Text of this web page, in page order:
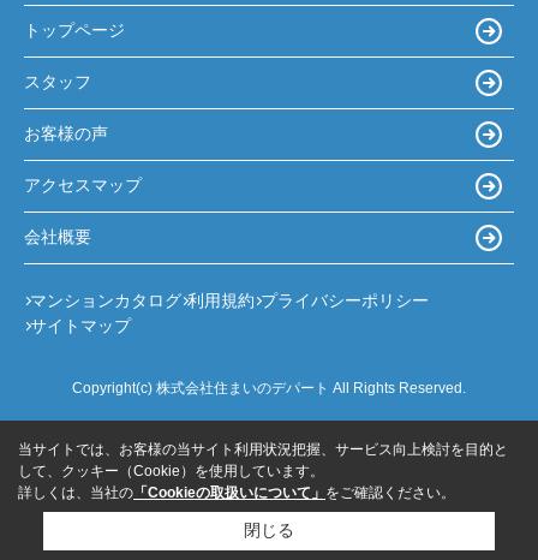
トップページ
スタッフ
お客様の声
アクセスマップ
会社概要
マンションカタログ 利用規約 プライバシーポリシー
サイトマップ
Copyright(c) 株式会社住まいのデパート All Rights Reserved.
当サイトでは、お客様の当サイト利用状況把握、サービス向上検討を目的と
して、クッキー（Cookie）を使用しています。
詳しくは、当社の 「Cookieの取扱いについて」 をご確認ください。
閉じる